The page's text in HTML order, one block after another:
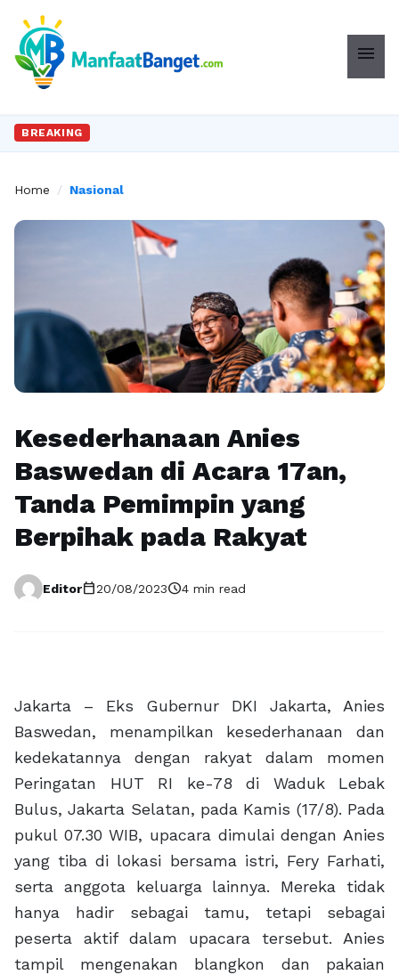
menu
BREAKING
Home / Nasional
Kesederhanaan Anies
Baswedan di Acara 17an,
Tanda Pemimpin yang
Berpihak pada Rakyat
Editorcalendar_today20/08/2023schedule4 min read
Jakarta – Eks Gubernur DKI Jakarta, Anies
Baswedan, menampilkan kesederhanaan dan
kedekatannya dengan rakyat dalam momen
Peringatan HUT RI ke-78 di Waduk Lebak
Bulus, Jakarta Selatan, pada Kamis (17/8). Pada
pukul 07.30 WIB, upacara dimulai dengan Anies
yang tiba di lokasi bersama istri, Fery Farhati,
serta anggota keluarga lainnya. Mereka tidak
hanya hadir sebagai tamu, tetapi sebagai
peserta aktif dalam upacara tersebut. Anies
tampil mengenakan blangkon dan pakaian